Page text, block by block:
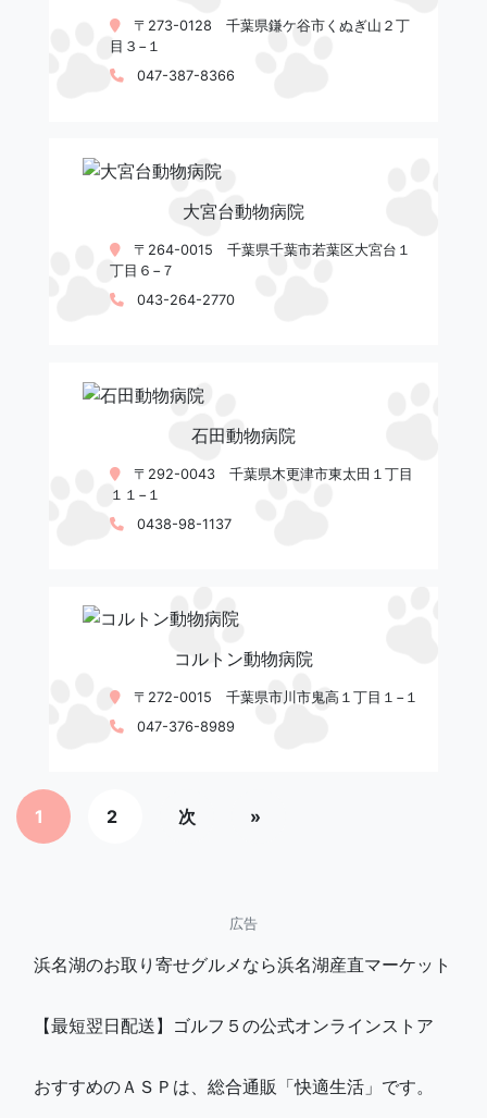
〒273-0128 千葉県鎌ケ谷市くぬぎ山２丁
目３−１
047-387-8366
大宮台動物病院
〒264-0015 千葉県千葉市若葉区大宮台１
丁目６−７
043-264-2770
石田動物病院
〒292-0043 千葉県木更津市東太田１丁目
１１−１
0438-98-1137
コルトン動物病院
〒272-0015 千葉県市川市鬼高１丁目１−１
047-376-8989
1 2 次 »
広告
浜名湖のお取り寄せグルメなら浜名湖産直マーケット
【最短翌日配送】ゴルフ５の公式オンラインストア
おすすめのＡＳＰは、総合通販「快適生活」です。